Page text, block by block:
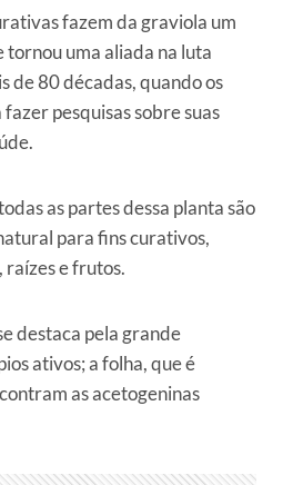
fazem da graviola um
uma aliada na luta
de 80 décadas, quando os
pesquisas sobre suas
as partes dessa planta são
para fins curativos,
raízes e frutos.
destaca pela grande
ativos; a folha, que é
as acetogeninas